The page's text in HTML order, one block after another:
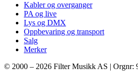
Kabler og overganger
PA og live
Lys og DMX
Oppbevaring og transport
Salg
Merker
© 2000 – 2026 Filter Musikk AS | Orgnr: